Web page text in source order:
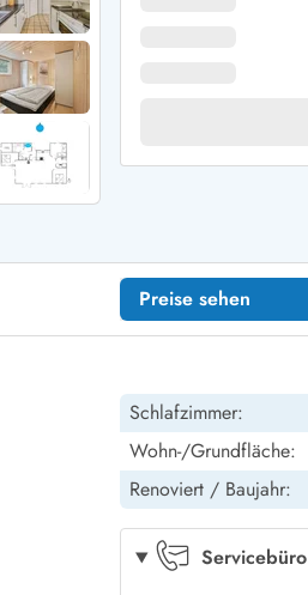
Klit
Strand
Husby
Preise sehen
Schlafzimmer:
Wohn-/Grundfläche:
Renoviert / Baujahr:
Servicebüro